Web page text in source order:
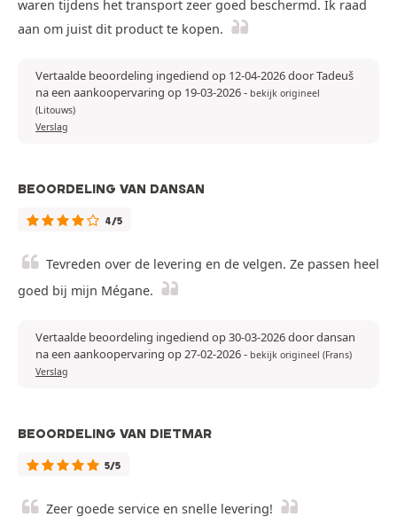
waren tijdens het transport zeer goed beschermd. Ik raad
aan om juist dit product te kopen.
Vertaalde beoordeling ingediend op 12-04-2026 door Tadeuš
na een aankoopervaring op 19-03-2026- bekijk origineel
(Litouws)
Verslag
BEOORDELING VAN DANSAN
4/5
Tevreden over de levering en de velgen. Ze passen heel
goed bij mijn Mégane.
Vertaalde beoordeling ingediend op 30-03-2026 door dansan
na een aankoopervaring op 27-02-2026- bekijk origineel (Frans)
Verslag
BEOORDELING VAN DIETMAR
5/5
Zeer goede service en snelle levering!